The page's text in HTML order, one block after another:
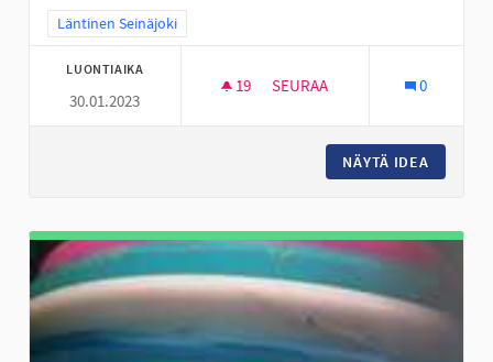
Rajaa tulokset teeman mukaan: Läntinen Seinäjoki
Läntinen Seinäjoki
LUONTIAIKA
30.01.2023
19 19 SEURAAJAA
SEURAA 0
NÄYTÄ IDEA